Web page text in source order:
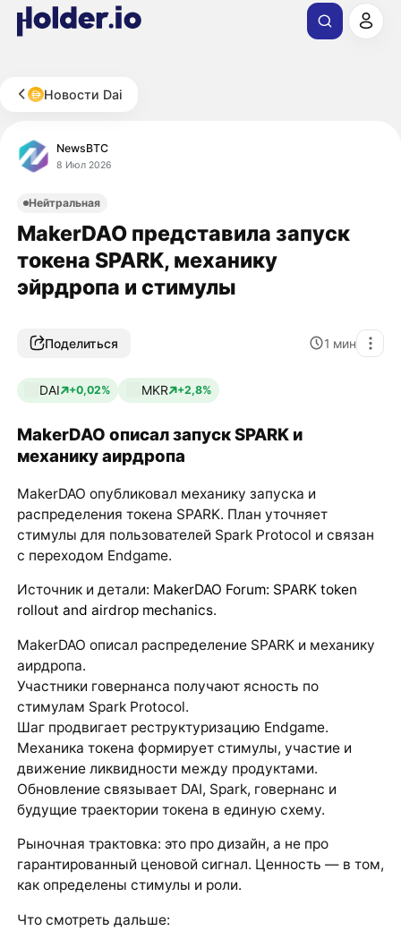
Новости Dai
NewsBTC
8 Июл 2026
Нейтральная
MakerDAO представила запуск
токена SPARK, механику
эйрдропа и стимулы
Поделиться 1 мин
DAI +0,02% MKR +2,8%
MakerDAO описал запуск SPARK и
механику аирдропа
MakerDAO опубликовал механику запуска и
распределения токена SPARK. План уточняет
стимулы для пользователей Spark Protocol и связан
с переходом Endgame.
Источник и детали: MakerDAO Forum: SPARK token
rollout and airdrop mechanics.
MakerDAO описал распределение SPARK и механику
аирдропа.
Участники говернанса получают ясность по
стимулам Spark Protocol.
Шаг продвигает реструктуризацию Endgame.
Механика токена формирует стимулы, участие и
движение ликвидности между продуктами.
Обновление связывает DAI, Spark, говернанс и
будущие траектории токена в единую схему.
Рыночная трактовка: это про дизайн, а не про
гарантированный ценовой сигнал. Ценность — в том,
как определены стимулы и роли.
Что смотреть дальше: